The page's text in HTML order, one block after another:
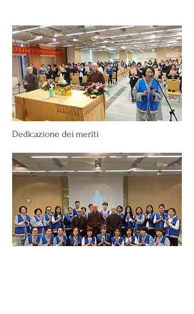
Dedicazione dei meriti